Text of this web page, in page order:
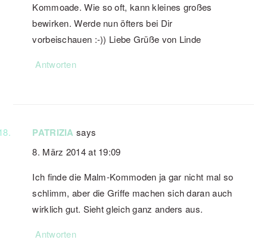
Kommoade. Wie so oft, kann kleines großes
bewirken. Werde nun öfters bei Dir
vorbeischauen :-)) Liebe Grüße von Linde
Antworten
PATRIZIA says
8. März 2014 at 19:09
Ich finde die Malm-Kommoden ja gar nicht mal so
schlimm, aber die Griffe machen sich daran auch
wirklich gut. Sieht gleich ganz anders aus.
Antworten